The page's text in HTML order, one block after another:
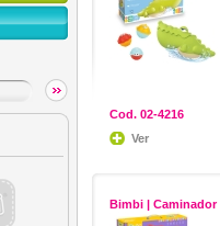
Cod. 02-4216
Ver
Bimbi | Caminador